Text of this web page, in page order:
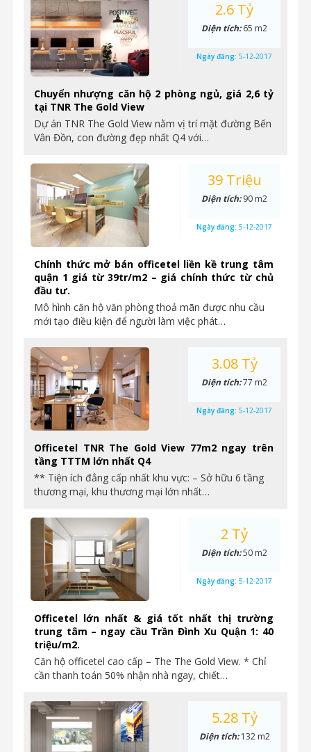
Chuyển nhượng căn hộ 2 phòng ngủ, giá 2,6 tỷ
tại TNR The Gold View
Dự án TNR The Gold View nằm vị trí mặt đường Bến
Vân Đồn, con đường đẹp nhất Q4 với…
2.6 Tỷ
Diện tích:65 m2
Ngày đăng: 5-12-2017
Chính thức mở bán officetel liền kề trung tâm
quận 1 giá từ 39tr/m2 – giá chính thức từ chủ
đầu tư.
Mô hình căn hộ văn phòng thoả mãn được nhu cầu
mới tạo điều kiện để người làm việc phát…
39 Triệu
Diện tích:90 m2
Ngày đăng: 5-12-2017
Officetel TNR The Gold View 77m2 ngay trên
tầng TTTM lớn nhất Q4
** Tiện ích đẳng cấp nhất khu vực: – Sở hữu 6 tầng
thương mại, khu thương mại lớn nhất…
3.08 Tỷ
Diện tích:77 m2
Ngày đăng: 5-12-2017
Officetel lớn nhất & giá tốt nhất thị trường
trung tâm – ngay cầu Trần Đình Xu Quận 1: 40
triệu/m2.
Căn hộ officetel cao cấp – The The Gold View. * Chỉ
cần thanh toán 50% nhận nhà ngay, chiết…
2 Tỷ
Diện tích:50 m2
Ngày đăng: 5-12-2017
5.28 Tỷ
Diện tích:132 m2